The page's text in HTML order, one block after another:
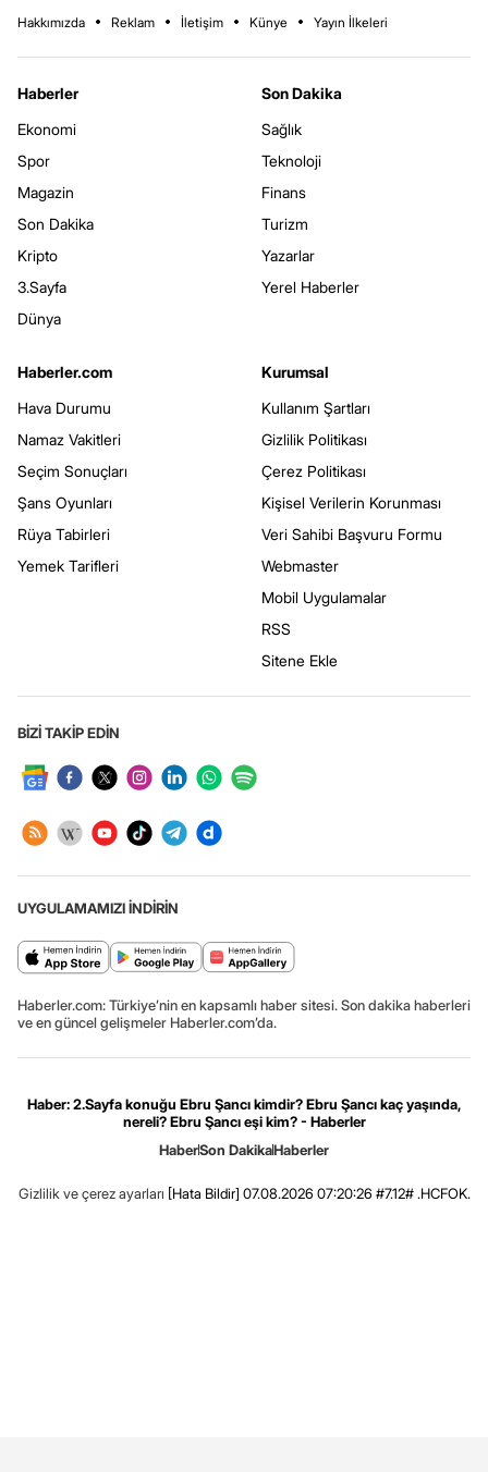
Hakkımızda Reklam İletişim Künye Yayın İlkeleri
Haberler
Ekonomi
Spor
Magazin
Son Dakika
Kripto
3.Sayfa
Dünya
Son Dakika
Sağlık
Teknoloji
Finans
Turizm
Yazarlar
Yerel Haberler
Haberler.com
Hava Durumu
Namaz Vakitleri
Seçim Sonuçları
Şans Oyunları
Rüya Tabirleri
Yemek Tarifleri
Kurumsal
Kullanım Şartları
Gizlilik Politikası
Çerez Politikası
Kişisel Verilerin Korunması
Veri Sahibi Başvuru Formu
Webmaster
Mobil Uygulamalar
RSS
Sitene Ekle
BİZİ TAKİP EDİN
UYGULAMAMIZI İNDİRİN
Haberler.com: Türkiye’nin en kapsamlı haber sitesi. Son dakika haberleri
ve en güncel gelişmeler Haberler.com’da.
Haber: 2.Sayfa konuğu Ebru Şancı kimdir? Ebru Şancı kaç yaşında,
nereli? Ebru Şancı eşi kim? - Haberler
HaberSon DakikaHaberler
Gizlilik ve çerez ayarları [Hata Bildir] 07.08.2026 07:20:26 #7.12# .HCFOK.